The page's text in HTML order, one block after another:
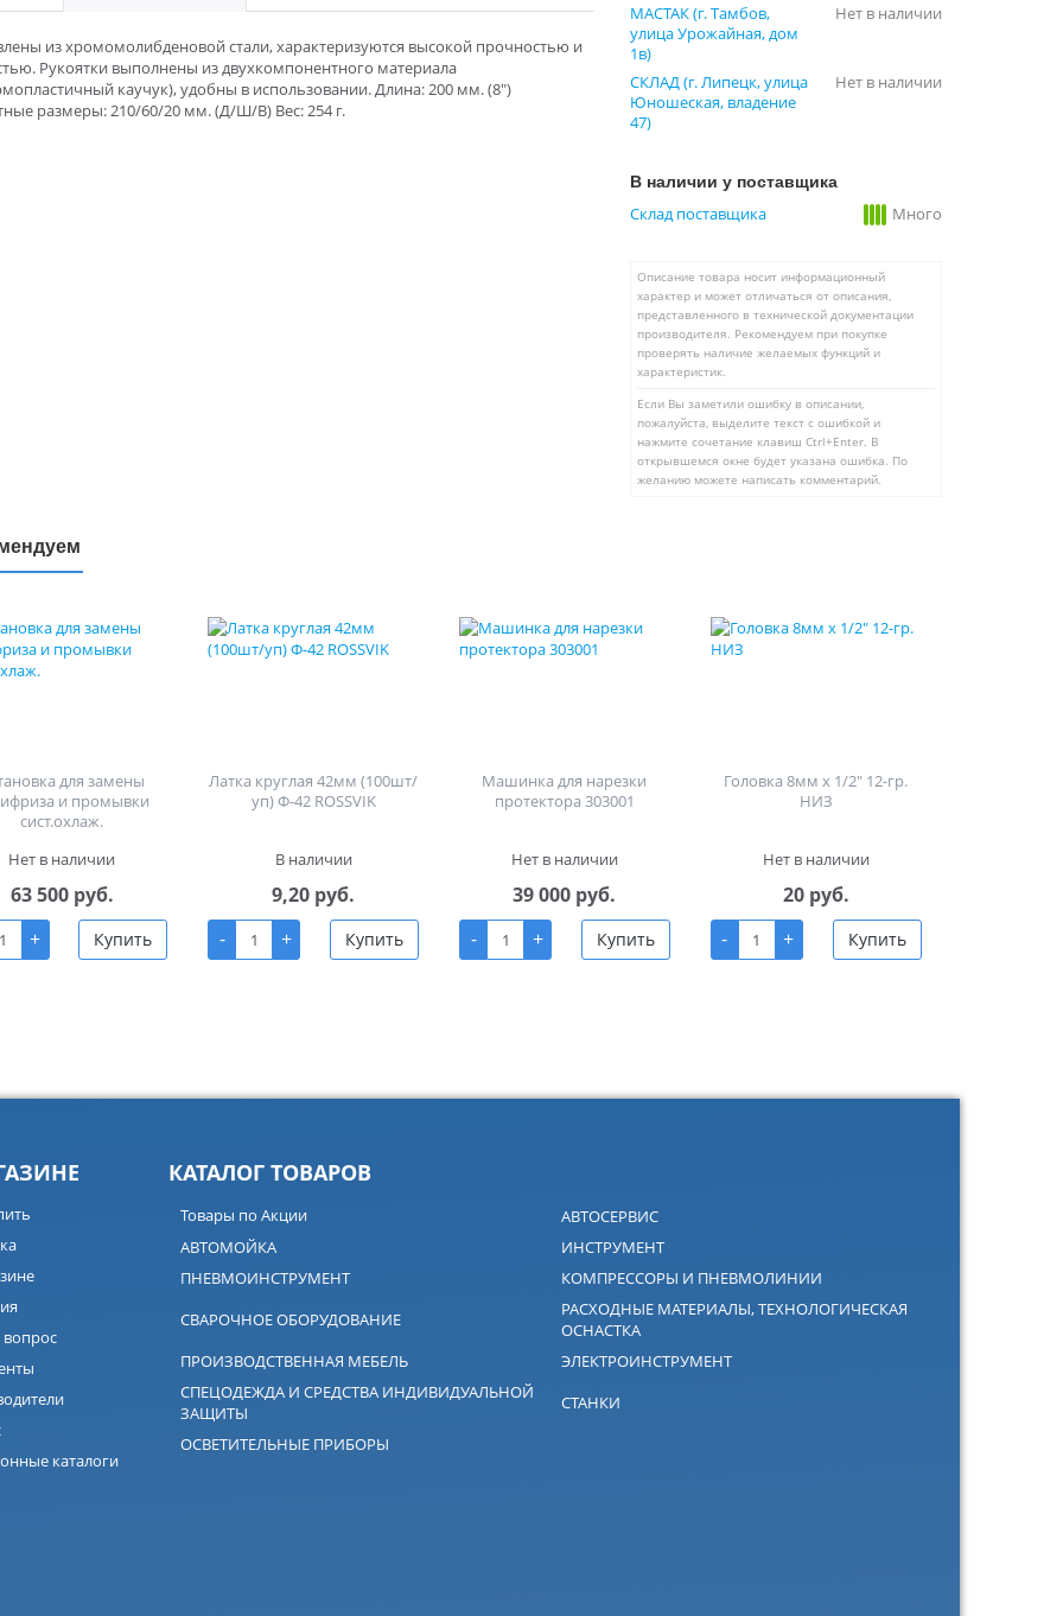
из хромомолибденовой стали, характеризуются высокой прочностью и
Рукоятки выполнены из двухкомпонентного материала
каучук), удобны в использовании. Длина: 200 мм. (8")
размеры: 210/60/20 мм. (Д/Ш/В) Вес: 254 г.
МАСТАК (г. Тамбов,
улица Урожайная, дом
1в)
Нет в наличии
СКЛАД (г. Липецк, улица
Юношеская, владение
47)
Нет в наличии
В наличии у поставщика
Склад поставщика Много
Описание товара носит информационный
характер и может отличаться от описания,
представленного в технической документации
производителя. Рекомендуем при покупке
проверять наличие желаемых функций и
характеристик.
Если Вы заметили ошибку в описании,
пожалуйста, выделите текст с ошибкой и
нажмите сочетание клавиш Ctrl+Enter. В
открывшемся окне будет указана ошибка. По
желанию можете написать комментарий.
для замены
и промывки
сист.охлаж.
Нет в наличии
63 500 руб.
+ Купить
Латка круглая 42мм (100шт/
уп) Ф-42 ROSSVIK
В наличии
9,20 руб.
-
+ Купить
Машинка для нарезки
протектора 303001
Нет в наличии
39 000 руб.
-
+ Купить
Головка 8мм х 1/2" 12-гр.
НИЗ
Нет в наличии
20 руб.
-
+ Купить
вопрос
каталоги
КАТАЛОГ ТОВАРОВ
Товары по Акции
АВТОСЕРВИС
АВТОМОЙКА
ИНСТРУМЕНТ
ПНЕВМОИНСТРУМЕНТ
КОМПРЕССОРЫ И ПНЕВМОЛИНИИ
СВАРОЧНОЕ ОБОРУДОВАНИЕ
РАСХОДНЫЕ МАТЕРИАЛЫ, ТЕХНОЛОГИЧЕСКАЯ
ОСНАСТКА
ПРОИЗВОДСТВЕННАЯ МЕБЕЛЬ
ЭЛЕКТРОИНСТРУМЕНТ
СПЕЦОДЕЖДА И СРЕДСТВА ИНДИВИДУАЛЬНОЙ
ЗАЩИТЫ
СТАНКИ
ОСВЕТИТЕЛЬНЫЕ ПРИБОРЫ